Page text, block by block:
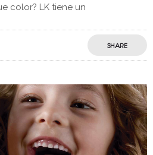
color? LK tiene un
SHARE